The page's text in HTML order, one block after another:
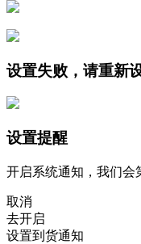
设置失败，请重新
设置提醒
开启系统通知，我们会
取消
去开启
设置到货通知